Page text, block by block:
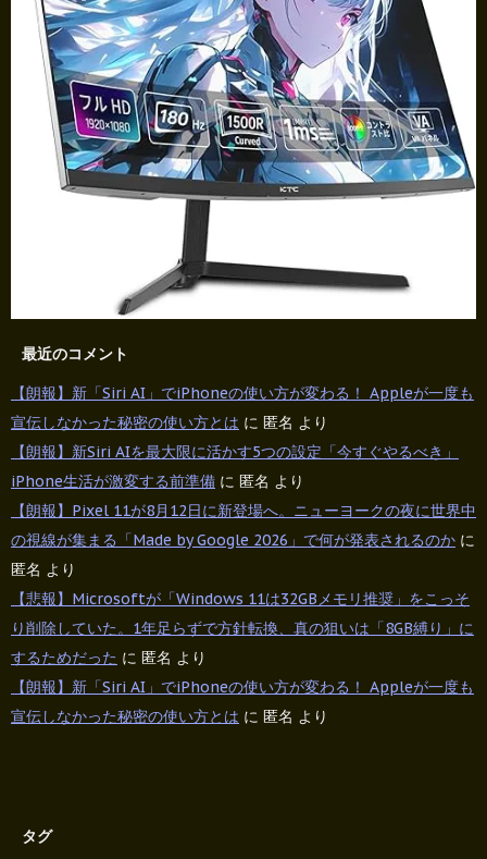
最近のコメント
【朗報】新「Siri AI」でiPhoneの使い方が変わる！ Appleが一度も
宣伝しなかった秘密の使い方とは に 匿名 より
【朗報】新Siri AIを最大限に活かす5つの設定「今すぐやるべき」
iPhone生活が激変する前準備 に 匿名 より
【朗報】Pixel 11が8月12日に新登場へ。ニューヨークの夜に世界中
の視線が集まる「Made by Google 2026」で何が発表されるのか に
匿名 より
【悲報】Microsoftが「Windows 11は32GBメモリ推奨」をこっそ
り削除していた。1年足らずで方針転換、真の狙いは「8GB縛り」に
するためだった に 匿名 より
【朗報】新「Siri AI」でiPhoneの使い方が変わる！ Appleが一度も
宣伝しなかった秘密の使い方とは に 匿名 より
タグ